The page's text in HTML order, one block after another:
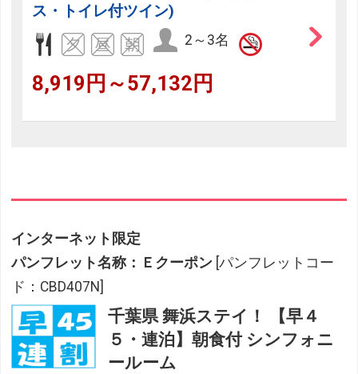
ス・トイレ付ツイン)
2～3名
8,919円～57,132円
インターネット限定
パンフレット名称：Ｅクーポン [パンフレットコー
ド：CBD407N]
千葉県 舞浜ステイ！ 【早４
５・連泊】朝食付 シンフォニ
ールーム